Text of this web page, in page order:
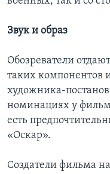
Звук и образ
Обозреватели
таких компонентов
художника-
номинациях у
есть
«Оскар».
Создатели фильма